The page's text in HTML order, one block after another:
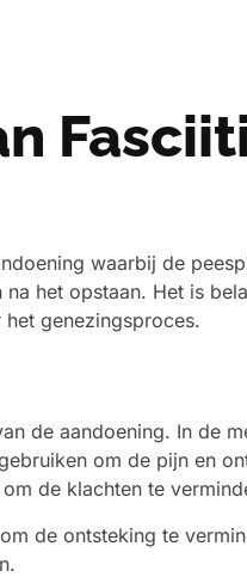
waarbij de
het opstaan. Het is
genezingsproces.
de aandoening. In de
om de pijn en
de klachten te
de ontsteking te